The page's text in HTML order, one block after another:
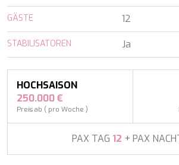
GÄSTE 12
STABILISATOREN Ja
HOCHSAISON
250.000 €
Preis ab ( pro Woche )
PAX TAG 12 + PAX
ANIMA MARIS
ANKA
ANNABEL II
ANOTHER ONE
ANTHEYA III
APHAEA
AQUA LIBRA
AQUAVISTA
AQUILA
ARAGO
Balearen
Italien
Südostasien
Südpazifik
Karibik & Bahamas